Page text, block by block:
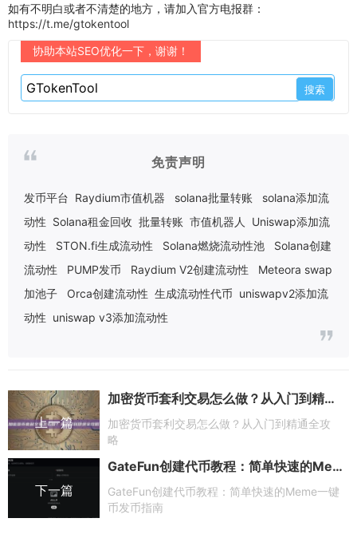
如有不明白或者不清楚的地方，请加入官方电报群：
https://t.me/gtokentool
协助本站SEO优化一下，谢谢！
免责声明
发币平台 Raydium市值机器 solana批量转账
solana添加流
动性 Solana租金回收 批量转账 市值机器人
Uniswap添加流
动性
STON.fi生成流动性 Solana燃烧流动性池
Solana创建
流动性
PUMP发币 Raydium V2创建流动性
Meteora swap
加池子
Orca创建流动性 生成流动性代币 uniswapv2添加流
动性 uniswap v3添加流动性
上一篇
加密货币套利交易怎么做？从入门到精通全攻略
加密货币套利交易怎么做？从入门到精通全攻
略
下一篇
GateFun创建代币教程：简单快速的Meme一键币发币指南
GateFun创建代币教程：简单快速的Meme一键
币发币指南